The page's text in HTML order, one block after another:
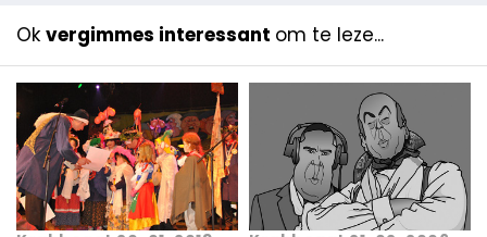
Ok vergimmes interessant om te leze...